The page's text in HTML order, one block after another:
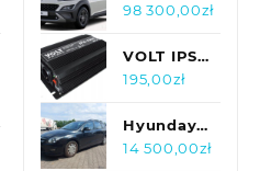
Kona
98 300,00zł
VOLT IPS-
1000
700/1000W
195,00zł
Hyunday i
30 2010
14 500,00zł